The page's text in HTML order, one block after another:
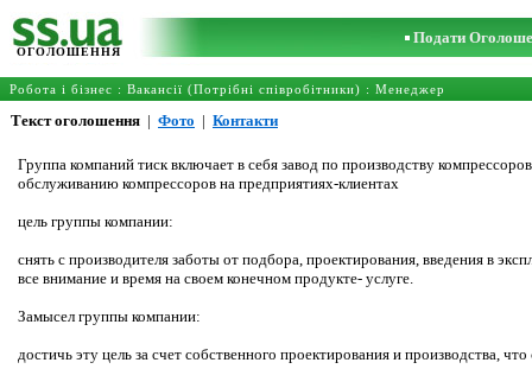
ОГОЛОШЕННЯ
Подати
Робота і бізнес : Вакансії (Потрібні співробітники) : Менеджер
Текст оголошення | Фото | Контакти
Группа компаний тиск включает в себя завод по производству
обслуживанию компрессоров на предприятиях-клиентах
цель группы компании:
снять с производителя заботы от подбора, проектирования, введения в
все внимание и время на своем конечном продукте- услуге.
Замысел группы компании:
достичь эту цель за счет собственного проектирования и производства,